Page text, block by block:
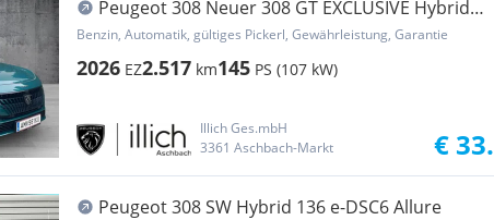
Peugeot 308 Neuer 308 GT EXCLUSIVE Hybrid
145 e-DCS6
Benzin, Automatik, gültiges Pickerl, Gewährleistung, Garantie
2026 EZ2.517 km145 PS (107 kW)
Illich Ges.mbH
3361 Aschbach-Markt
€
Peugeot 308 SW Hybrid 136 e-DSC6 Allure